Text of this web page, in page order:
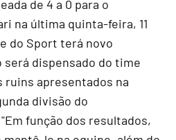
de 4 a 0 para o
na última quinta-feira, 11
do Sport terá novo
será dispensado do time
ruins apresentados na
divisão do
função dos resultados,